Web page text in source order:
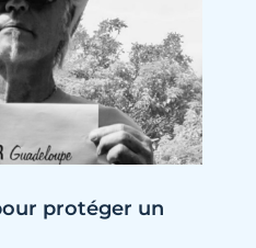
protéger un